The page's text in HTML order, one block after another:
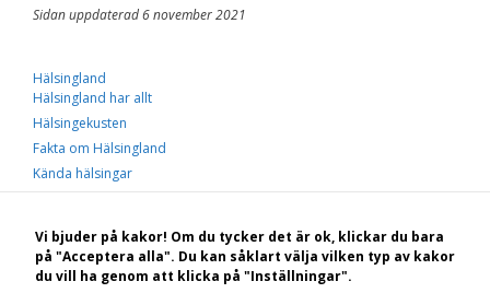
Sidan uppdaterad 6 november 2021
Hälsingland
Hälsingland har allt
Hälsingekusten
Fakta om Hälsingland
Kända hälsingar
Glada Hudik
Hälsingekustens samhällen
Hälsingekustens öar
Gästrikekustens öar
Vi bjuder på kakor! Om du tycker det är ok, klickar du bara
på "Acceptera alla". Du kan såklart välja vilken typ av kakor
du vill ha genom att klicka på "Inställningar".